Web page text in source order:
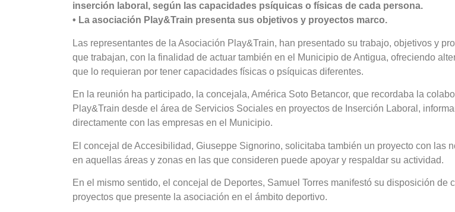
inserción laboral, según las capacidades psíquicas o físicas de cada persona.
• La asociación Play&Train presenta sus objetivos y proyectos marco.
Las representantes de la Asociación Play&Train, han presentado su trabajo, objetivos y
que trabajan, con la finalidad de actuar también en el Municipio de Antigua, ofreciendo
que lo requieran por tener capacidades físicas o psíquicas diferentes.
En la reunión ha participado, la concejala, América Soto Betancor, que recordaba la
Play&Train desde el área de Servicios Sociales en proyectos de Inserción Laboral,
directamente con las empresas en el Municipio.
El concejal de Accesibilidad, Giuseppe Signorino, solicitaba también un proyecto con las
en aquellas áreas y zonas en las que consideren puede apoyar y respaldar su actividad.
En el mismo sentido, el concejal de Deportes, Samuel Torres manifestó su disposición de
proyectos que presente la asociación en el ámbito deportivo.